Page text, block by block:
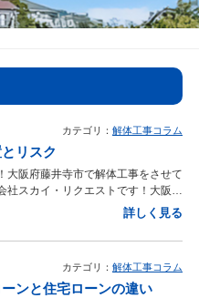
n
a
i
a
t
n
カテゴリ：解体工事コラム
リスク
大阪府藤井寺市で解体工事をさせて
社スカイ・リクエストです！大阪の
したいと考えている皆さまに今日
うと思います！ ■空き家を放置す
大阪での空き家管理において考慮す
の通りです。 【空き家放置による
詳しく見る
カテゴリ：解体工事コラム
ンと住宅ローンの違い